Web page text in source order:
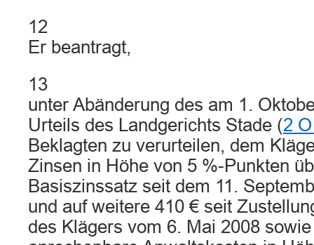
12
Er beantragt,
13
unter Abänderung des am 1.
Urteils des Landgerichts Stade (2
Beklagten zu verurteilen, dem
Zinsen in Höhe von 5 %-Punkten
Basiszinssatz seit dem 11.
und auf weitere 410 € seit
des Klägers vom 6. Mai 2008